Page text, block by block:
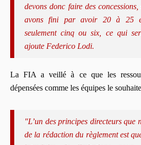
devons donc faire des
avons fini par avoir 20 à 25
seulement cinq ou six, ce qui
ajoute Federico Lodi.
La FIA a veillé à ce que les
dépensées comme les équipes le
"L’un des principes directeurs que
de la rédaction du règlement est